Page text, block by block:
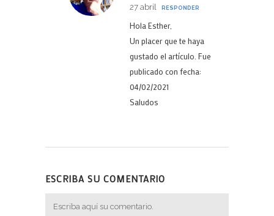
27 abril
RESPONDER
Hola Esther,
Un placer que te haya
gustado el artículo. Fue
publicado con fecha:
04/02/2021
Saludos
ESCRIBA SU COMENTARIO